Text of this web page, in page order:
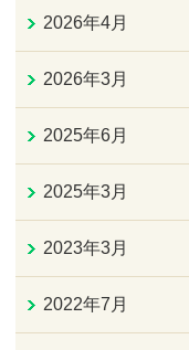
2026年4月
2026年3月
2025年6月
2025年3月
2023年3月
2022年7月